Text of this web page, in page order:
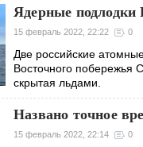
Ядерные
15 февраль 2022, 22:22 0
Две российские
Восточного побережья
скрытая льдами.
Названо точное
15 февраль 2022, 22:14 0